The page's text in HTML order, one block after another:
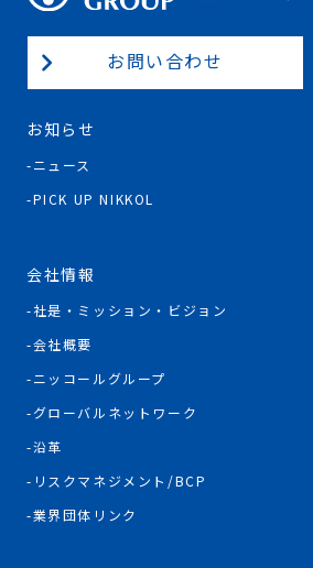
お問い合わせ
お知らせ
ニュース
PICK UP NIKKOL
会社情報
社是・ミッション・ビジョン
会社概要
ニッコールグループ
グローバルネットワーク
沿革
リスクマネジメント/BCP
業界団体リンク